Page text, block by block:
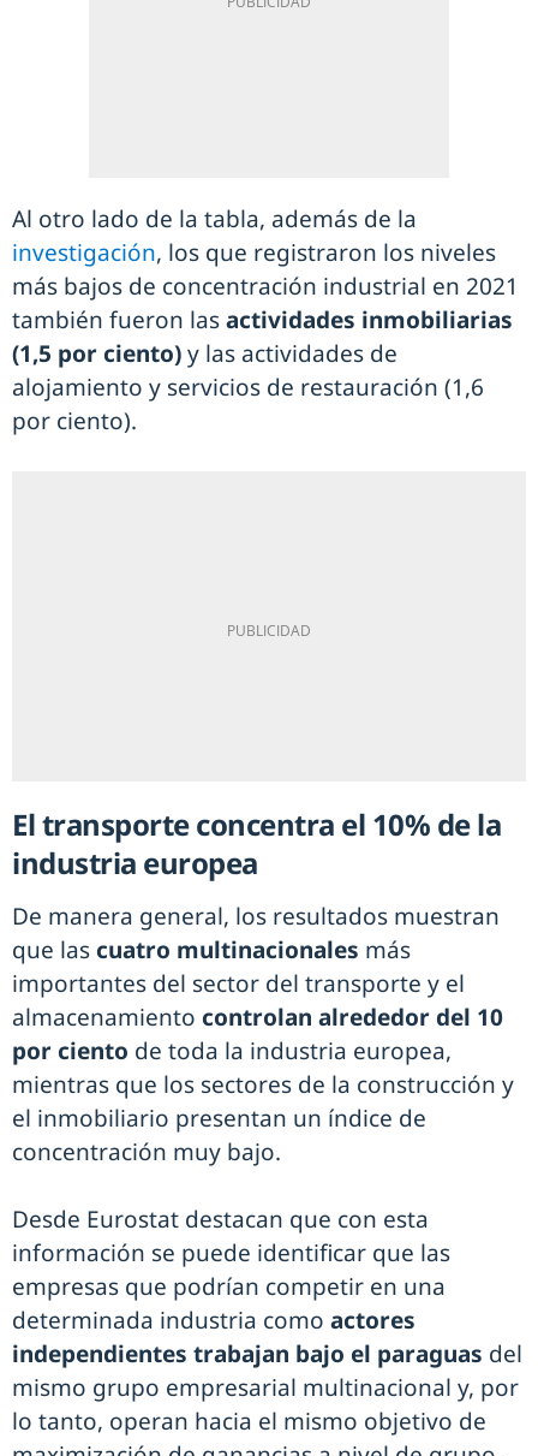
Al otro lado de la tabla, además de la
investigación, los que registraron los niveles
más bajos de concentración industrial en 2021
también fueron lasactividades inmobiliarias
(1,5 por ciento)y las actividades de
alojamiento y servicios de restauración (1,6
por ciento).
El transporte concentra el 10% de la
industria europea
De manera general, los resultados muestran
que las cuatro multinacionales más
importantes del sector del transporte y el
almacenamiento controlan alrededor del 10
por ciento de toda la industria europea,
mientras que los sectores de la construcción y
el inmobiliario presentan un índice de
concentración muy bajo.
Desde Eurostat destacan que con esta
información se puede identificar que las
empresas que podrían competir en una
determinada industria como actores
independientes trabajan bajo el paraguas del
mismo grupo empresarial multinacional y, por
lo tanto, operan hacia el mismo objetivo de